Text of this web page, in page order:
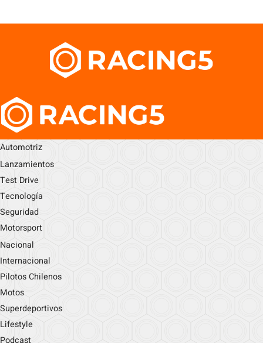
Automotriz
Lanzamientos
Test Drive
Tecnología
Seguridad
Motorsport
Nacional
Internacional
Pilotos Chilenos
Motos
Superdeportivos
Lifestyle
Podcast